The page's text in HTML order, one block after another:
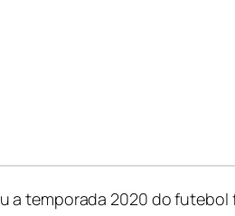
a temporada 2020 do futebol